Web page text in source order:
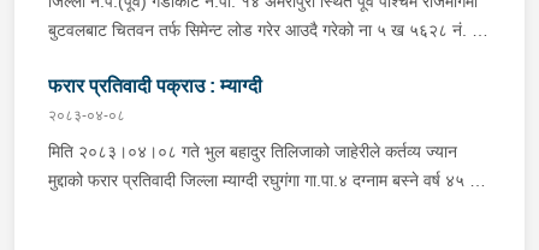
बुटवलबाट चितवन तर्फ सिमेन्ट लोड गरेर आउदै गरेको ना ५ ख ५६२८ नं. को
प ८९४३ नं. को मोटरसाइकल एक आपसमा ठक्कर खाई दुर्घटना हुँदा
मोटरसाइकल चालक जिल्ला मोरङ बिराटनगर म.न.पा. वडा न. १३ बस्ने बर्ष
३० को अभिषेक कुमार पण्डित घाईते भई उपचारको लागी एलआईभ अस्पताल
चितवन पठाएको, मोटरसाइकल,ट्रक र ट्रक चालक जिल्ला न.प.पुर्व देवचुली
फरार प्रतिवादी पक्राउ : म्याग्दी
२०८३-०४-०८
मिति २०८३।०४।०८ गते भुल बहादुर तिलिजाको जाहेरीले कर्तव्य ज्यान
मुद्दाको फरार प्रतिवादी जिल्ला म्याग्दी रघुगंगा गा.पा.४ दग्नाम बस्ने वर्ष ४५ को